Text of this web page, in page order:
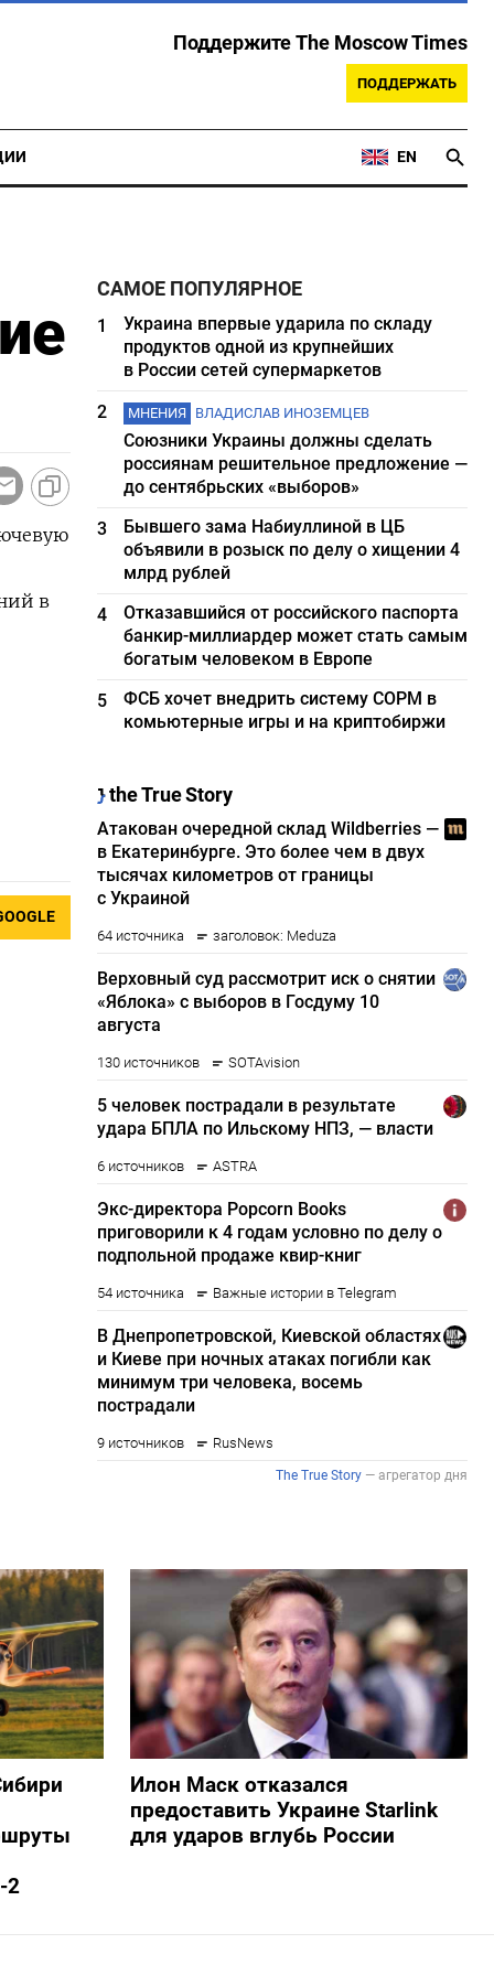
Поддержите The Moscow Times
ПОДДЕРЖАТЬ
EN
в
САМОЕ ПОПУЛЯРНОЕ
1
Украина впервые ударила по складу
продуктов одной из крупнейших
в России сетей супермаркетов
2
МНЕНИЯ ВЛАДИСЛАВ ИНОЗЕМЦЕВ
Союзники Украины должны сделать
россиянам решительное предложение —
до сентябрьских «выборов»
3
Бывшего зама Набиуллиной в ЦБ
объявили в розыск по делу о хищении 4
млрд рублей
4
Отказавшийся от российского паспорта
банкир-миллиардер может стать самым
богатым человеком в Европе
5
ФСБ хочет внедрить систему СОРМ в
комьютерные игры и на криптобиржи
2
Илон Маск отказался
предоставить Украине Starlink
для ударов вглубь России